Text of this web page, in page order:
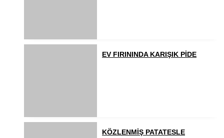
EV FIRININDA KARIŞIK PİDE
KÖZLENMİŞ PATATESLE